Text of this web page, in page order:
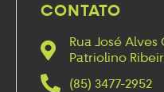
CONTATO
Rua José Alves
Patriolino
(85) 3477-2952